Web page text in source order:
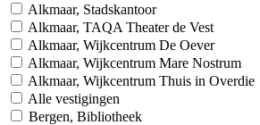
Alkmaar, Stadskantoor
Alkmaar, TAQA Theater de Vest
Alkmaar, Wijkcentrum De Oever
Alkmaar, Wijkcentrum Mare Nostrum
Alkmaar, Wijkcentrum Thuis in Overdie
Alle vestigingen
Bergen, Bibliotheek